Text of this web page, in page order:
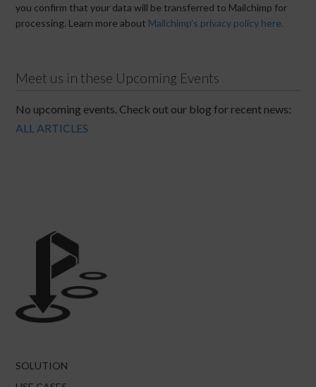
you confirm that your data will be transferred to Mailchimp for
processing. Learn more about Mailchimp's privacy policy here.
Meet us in these Upcoming Events
No upcoming events. Check out our blog for recent news:
ALL ARTICLES
SOLUTION